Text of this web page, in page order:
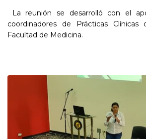
La reunión se desarrolló con el
coordinadores de Prácticas
Facultad de Medicina.